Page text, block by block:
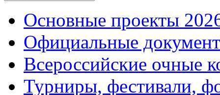
Основные проекты
Официальные
Всероссийские очные
Турниры, фестивали,